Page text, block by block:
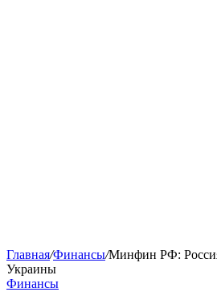
Главная/Финансы/Минфин РФ: Россия
Украины
Финансы